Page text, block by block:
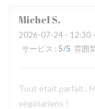
MichelS
2026-07-24 - 12:30
サービス : 5/5 雰囲
Tout était parfait .
végétariens !